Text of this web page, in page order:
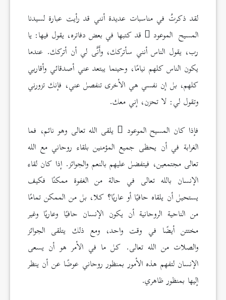
لقد ذكرتُ في مناسبات عديدة أنني قد رأيت عبارة لسيدنا
المسيح الموعود
قد كتبها في بعض دفاتره، يقول فيها: يا
رب، يقول الناس أنني سأتركك، وأَنَّى لي أن أتركك. عندما
يكون الناس كلهم نيامًا، وحينما يبتعد عني أصدقائي وأقاربي
كلهم، بل إن نفسي هي الأخرى تنفصل عني، فإنك تزورني
وتقول لي: لا تحزن، إني معك.
فإذا كان المسيح الموعود
يلقى الله تعالى وهو نائم، فما
الغرابة في أن يحظى جميع المؤمنين بلقاء روحاني مع الله
تعالى مجتمعين، فيتفضل عليهم بالنعم والجوائز. إذا كان لقاء
الإنسان بالله تعالى في حالة من الغفوة ممكنًا فكيف
يستحيل أن يلقاه حافيًا أو عاريًا؟ كلا، بل من الممكن تمامًا
من الناحية الروحانية أن يكون الإنسان حافيًا وعاريًا وغير
مختتن أيضًا في وقت واحد، ومع ذلك يتلقى الجوائز
والصلات من الله تعالى. كل ما في الأمر هو أن يسعى
الإنسان لتفهم هذه الأمور بمنظور روحاني عوضًا عن أن ينظر
إليها بمنظور ظاهري.